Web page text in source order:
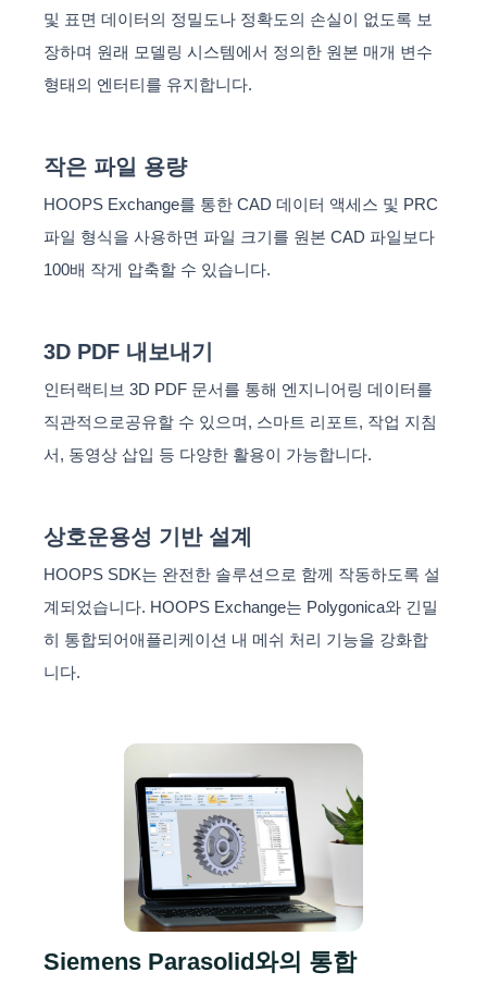
및 표면 데이터의 정밀도나 정확도의 손실이 없도록 보
장하며 원래 모델링 시스템에서 정의한 원본 매개 변수
형태의 엔터티를 유지합니다.
작은 파일 용량
HOOPS Exchange를 통한 CAD 데이터 액세스 및 PRC
파일 형식을 사용하면 파일 크기를 원본 CAD 파일보다
100배 작게 압축할 수 있습니다.
3D PDF 내보내기
인터랙티브 3D PDF 문서를 통해 엔지니어링 데이터를
직관적으로공유할 수 있으며, 스마트 리포트, 작업 지침
서, 동영상 삽입 등 다양한 활용이 가능합니다.
상호운용성 기반 설계
HOOPS SDK는 완전한 솔루션으로 함께 작동하도록 설
계되었습니다. HOOPS Exchange는 Polygonica와 긴밀
히 통합되어애플리케이션 내 메쉬 처리 기능을 강화합
니다.
Siemens Parasolid와의 통합